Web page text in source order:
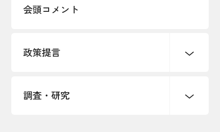
海外情報レポート
安全保障貿易管理・技術流出防止に関す
会頭コメント
政策提言
中小企業経営
調査・研究